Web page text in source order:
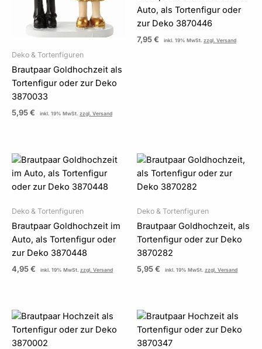
Deko & Tortenfiguren
Brautpaar Goldhochzeit als
Tortenfigur oder zur Deko
3870033
5,95€ inkl. 19% MwSt. zzgl. Versand
Auto, als Tortenfigur oder
zur Deko 3870446
7,95€ inkl. 19% MwSt. zzgl. Versand
Deko & Tortenfiguren
Brautpaar Goldhochzeit im
Auto, als Tortenfigur oder
zur Deko 3870448
4,95€ inkl. 19% MwSt. zzgl. Versand
Deko & Tortenfiguren
Brautpaar Goldhochzeit, als
Tortenfigur oder zur Deko
3870282
5,95€ inkl. 19% MwSt. zzgl. Versand